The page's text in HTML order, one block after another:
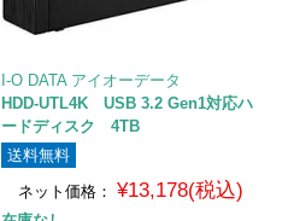
I-O DATA アイオーデータ
HDD-UTL4K USB 3.2 Gen1対応ハ
ードディスク 4TB
送料無料
ネット価格：
¥13,178(税込)